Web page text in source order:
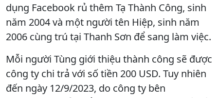
dụng Facebook rủ thêm Tạ Thành Công, sinh
năm 2004 và một người tên Hiệp, sinh năm
2006 cùng trú tại Thanh Sơn để sang làm việc.
Mỗi người Tùng giới thiệu thành công sẽ được
công ty chi trả với số tiền 200 USD. Tuy nhiên
đến ngày 12/9/2023, do công ty bên